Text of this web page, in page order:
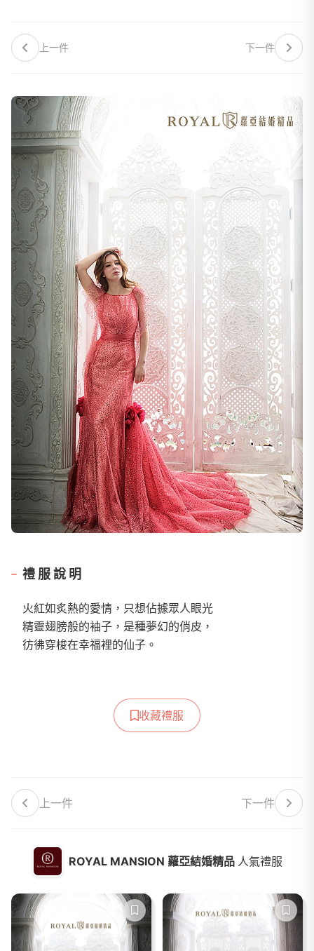
上一件 下一件
禮服說明
火紅如炙熱的愛情，只想佔據眾人眼光
精靈翅膀般的袖子，是種夢幻的俏皮，
彷彿穿梭在幸福裡的仙子。
收藏禮服
上一件 下一件
ROYAL MANSION 蘿亞結婚精品 人氣禮服